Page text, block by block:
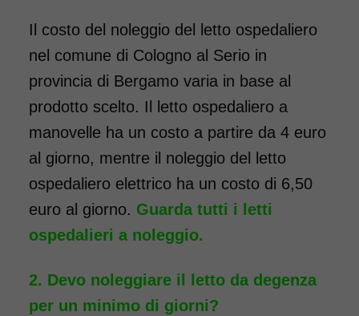
da 116,00€
SCHEDA COMPLETA
Il costo del noleggio del letto ospedaliero
nel comune di Cologno al Serio in
provincia di Bergamo varia in base al
prodotto scelto. Il letto ospedaliero a
manovelle ha un costo a partire da 4 euro
al giorno, mentre il noleggio del letto
ospedaliero elettrico ha un costo di 6,50
euro al giorno. Guarda tutti i letti
ospedalieri a noleggio.
Devo noleggiare il letto da degenza
per un minimo di giorni?